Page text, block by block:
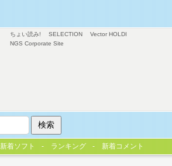
ちょい読み! SELECTION
Vector HOLDI
NGS Corporate Site
新着ソフト ランキング 新着コメント